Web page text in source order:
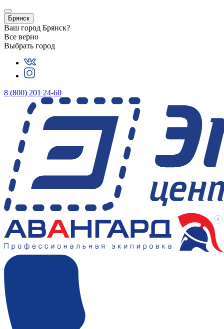
Брянск
Ваш город Брянск?
Все верно
Выбрать город
8 (800) 201 24-60